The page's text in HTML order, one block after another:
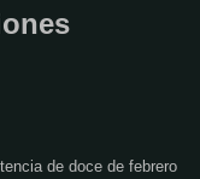
de doce de febrero